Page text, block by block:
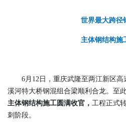
世界最大跨径
主体钢结构施
6月12日，重庆武隆至两江新区
溪河特大桥钢混组合梁顺利合龙。至此
主体钢结构施工圆满收官 ， 工程正式
刺阶段。